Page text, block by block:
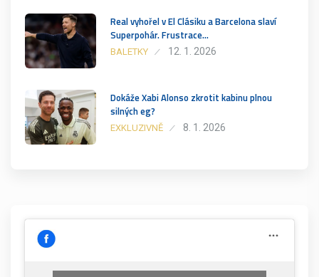
Real vyhořel v El Clásiku a Barcelona slaví
Superpohár. Frustrace…
BALETKY 12. 1. 2026
Dokáže Xabi Alonso zkrotit kabinu plnou
silných eg?
EXKLUZIVNĚ 8. 1. 2026